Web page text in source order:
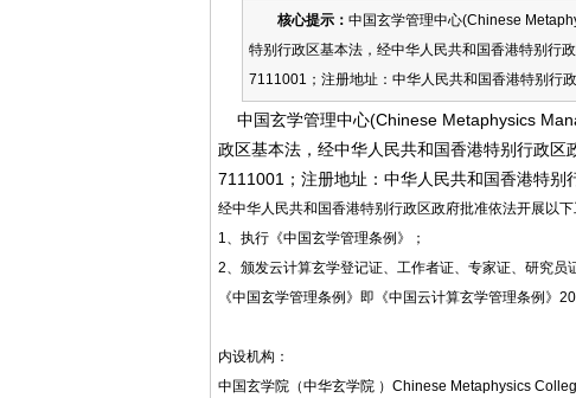
核心提示： 中国玄学管理中心(Chinese
特别行政区基本法，经中华人民共和国香港特别行
7111001；注册地址：中华人民共和国香港特别行
中国玄学管理中心(Chinese Metaphysics
政区基本法，经中华人民共和国香港特别行政
7111001；注册地址：中华人民共和国香港特别
经中华人民共和国香港特别行政区政府批准依法开展以下
1、执行《中国玄学管理条例》；
2、颁发云计算玄学登记证、工作者证、专家证、研究员
《中国玄学管理条例》即《中国云计算玄学管理条例》
内设机构：
中国玄学院（中华玄学院 ）Chinese Metaphysics